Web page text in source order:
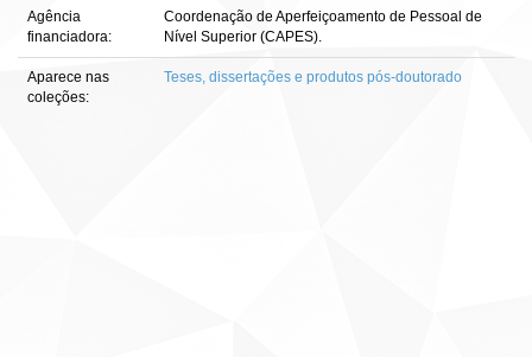
Agência
financiadora:
Coordenação de Aperfeiçoamento de Pessoal de
Nível Superior (CAPES).
Aparece nas
coleções:
Teses, dissertações e produtos pós-doutorado